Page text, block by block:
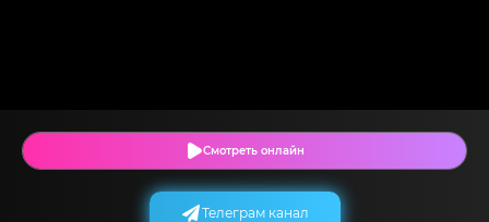
Смотреть онлайн
Телеграм канал